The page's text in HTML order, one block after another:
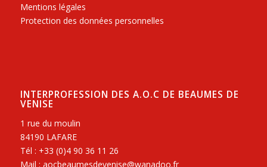
Mentions légales
Protection des données personnelles
INTERPROFESSION DES A.O.C DE BEAUMES DE
VENISE
1 rue du moulin
84190 LAFARE
Tél : +33 (0)4 90 36 11 26
Mail : aocbeaumesdevenise@wanadoo.fr